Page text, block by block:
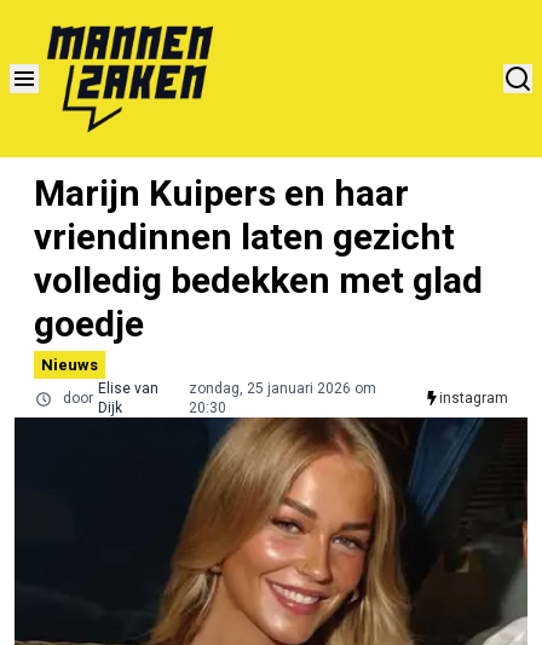
Marijn Kuipers en haar
vriendinnen laten gezicht
volledig bedekken met glad
goedje
Nieuws
door
Elise van
Dijk
zondag, 25 januari 2026 om
20:30
instagram